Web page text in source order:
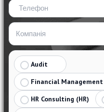
Audit
Financial
HR Consulting (HR)